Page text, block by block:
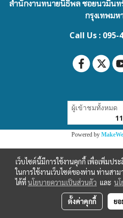
สำนักงานทนายนิธิพล ซอยนวมินท
กรุงเทพมห
Call Us : 095-
ผู้เข้าชมทั้งหมด
Powered by
เว็บไซต์นี้มีการใช้งานคุกกี้ เพื่อเพิ่มป
ในการใช้งานเว็บไซต์ของท่าน ท่านสา
ได้ที่นโยบายความเป็นส่วนตัว และ น
ตั้งค่าคุกกี้ ย